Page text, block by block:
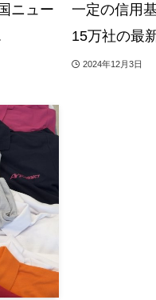
ニュー
一定の信用
15万社の最
2024年12月3日